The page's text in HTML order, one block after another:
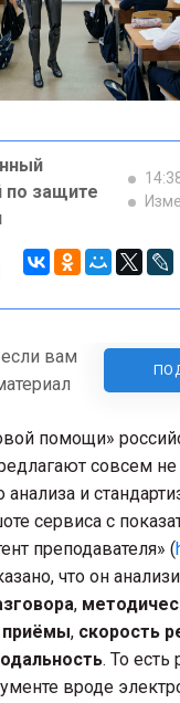
по защите
вам
помощи»
совсем
анализа и
сервиса с
преподавателя» (
что он
,
приёмы, скорость
. То есть
вроде